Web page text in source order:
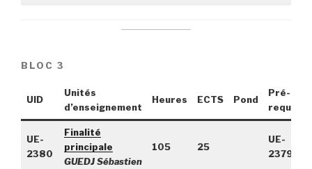
BLOC 3
UID
Unités
d’enseignement
Heures ECTS Pond
Pré-
requis
UE-
2380
Finalité
principale
GUEDJ Sébastien
105 25
UE-
2379